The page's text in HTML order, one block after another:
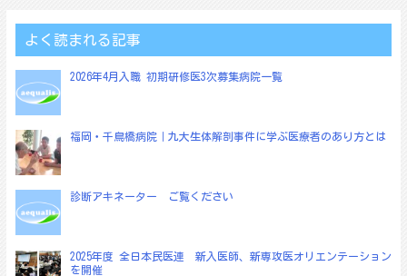
シ
ョ
ン
よく読まれる記事
2026年4月入職 初期研修医3次募集病院一覧
福岡・千鳥橋病院｜九大生体解剖事件に学ぶ医療者のあり方とは
診断アキネーター ご覧ください
2025年度 全日本民医連 新入医師、新専攻医オリエンテーション
を開催